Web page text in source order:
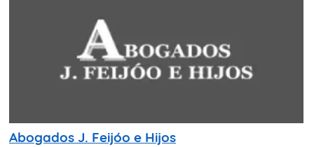
Abogados J. Feijóo e Hijos